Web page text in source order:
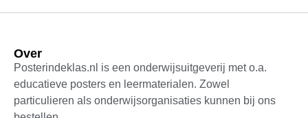
Over
Posterindeklas.nl is een onderwijsuitgeverij met o.a.
educatieve posters en leermaterialen. Zowel
particulieren als onderwijsorganisaties kunnen bij ons